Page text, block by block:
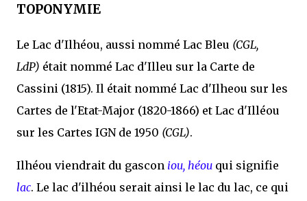
TOPONYMIE
Le Lac d'Ilhéou, aussi nommé Lac Bleu (CGL,
LdP) était nommé Lac d'Illeu sur la Carte de
Cassini (1815). Il était nommé Lac d'Ilheou sur les
Cartes de l'Etat-Major (1820-1866) et Lac d'Illéou
sur les Cartes IGN de 1950 (CGL).
Ilhéou viendrait du gascon iou, héou qui signifie
lac. Le lac d'ilhéou serait ainsi le lac du lac, ce qui